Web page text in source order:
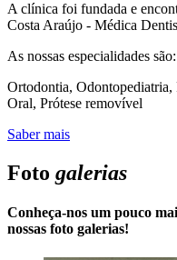
A clínica foi fundada e
Costa Araújo - Médica
As nossas especialidades são:
Ortodontia,
Oral, Prótese removível
Saber mais
Foto galerias
Conheça-nos um pouco
nossas foto galerias!